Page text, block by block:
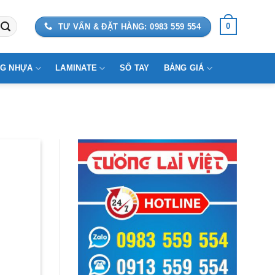
TƯ VẤN & ĐẶT HÀNG: 0983 559 554 0
NHỰA LAMINATE SỔ TAY BẢNG GIÁ